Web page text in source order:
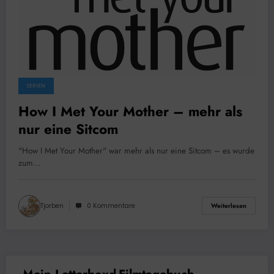
SERIEN
How I Met Your Mother – mehr als
nur eine Sitcom
"How I Met Your Mother" war mehr als nur eine Sitcom – es wurde
zum…
Tjorben 0 Kommentare Weiterlesen